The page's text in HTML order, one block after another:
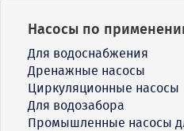
Насосы по
Для водоснабжения
Дренажные насосы
Циркуляционные насосы
Для водозабора
Промышленные насосы